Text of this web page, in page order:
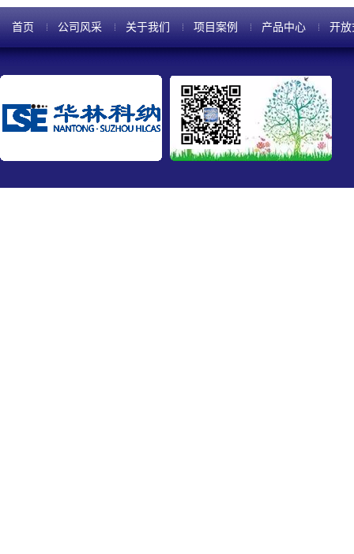
首页 公司风采 关于我们 项目案例 产品中心 开放